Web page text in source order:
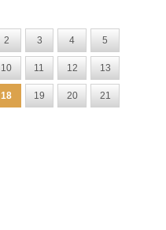
2 3 4 5
10 11 12 13
18 19 20 21